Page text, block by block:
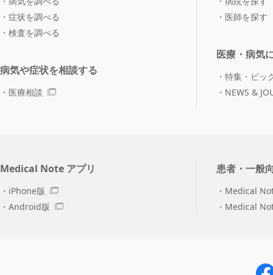
症状を調べる
検査を調べる
病気や症状を相談する
医療相談
医師を探す
医療・病気
特集・ピッ
NEWS &
Medical Note アプリ
iPhone版
Android版
患者・一般
Medical
Medical